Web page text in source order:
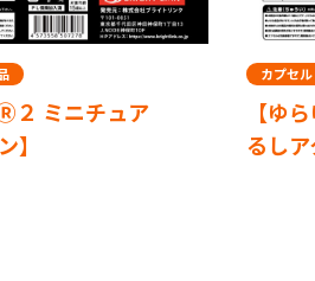
【ゆらゆらおなまえ札3 めじ
るしアクリルチャーム】